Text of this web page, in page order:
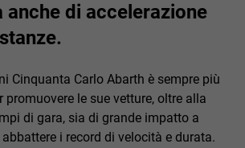
anche di accelerazione
Cinquanta Carlo Abarth è sempre più
promuovere le sue vetture, oltre alla
di gara, sia di grande impatto a
i record di velocità e durata.